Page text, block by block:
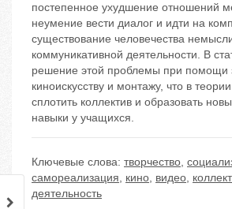
постепенное ухудшение отношений
неумение вести диалог и идти на
существование человечества
коммуникативной деятельности. В
решение этой проблемы при помощи
киноискусству и монтажу, что в
сплотить коллектив и образовать
навыки у учащихся.
Ключевые слова: творчество,
самореализация, кино, видео,
деятельность